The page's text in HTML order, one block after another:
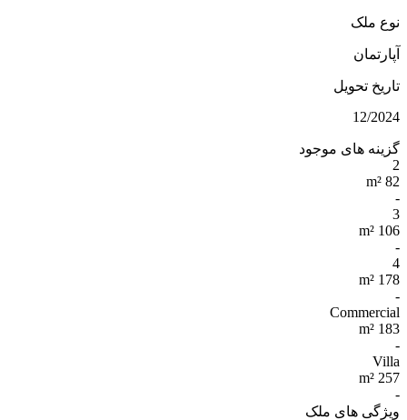
نوع ملک
آپارتمان
تاریخ تحویل
12/2024
گزینه های موجود
2
82 m²
-
3
106 m²
-
4
178 m²
-
Commercial
183 m²
-
Villa
257 m²
-
ویژگی های ملک